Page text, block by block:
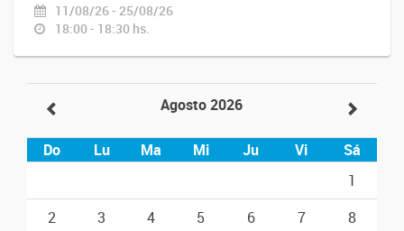
11/08/26 - 25/08/26
18:00 - 18:30 hs.
Agosto 2026
Do Lu Ma Mi Ju Vi
Sá
1
2
3 4 5 6 7
8